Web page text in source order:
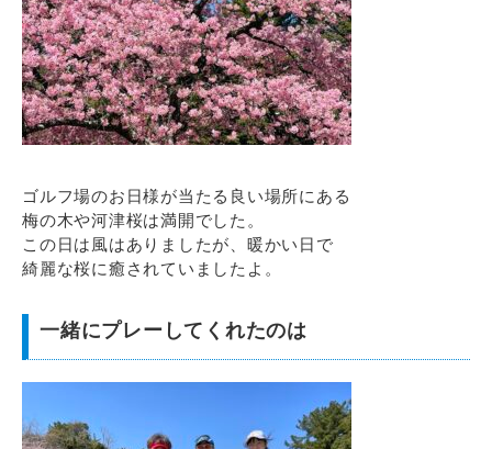
ゴルフ場のお日様が当たる良い場所にある
梅の木や河津桜は満開でした。
この日は風はありましたが、暖かい日で
綺麗な桜に癒されていましたよ。
一緒にプレーしてくれたのは